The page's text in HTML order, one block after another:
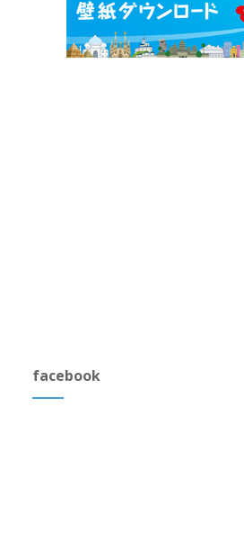
facebook